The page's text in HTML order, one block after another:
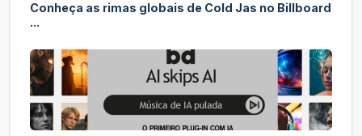
Conheça as rimas globais de Cold Jas no Billboard
...